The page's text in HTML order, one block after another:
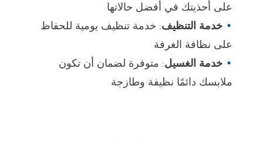
على أحذيتك في أفضل حالاتها
خدمة التنظيف: خدمة تنظيف يومية للحفاظ
على نظافة الغرفة
خدمة الغسيل: متوفرة لضمان أن تكون
ملابسك دائمًا نظيفة وطازجة